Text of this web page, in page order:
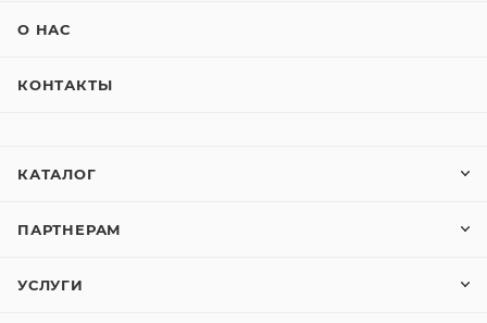
О НАС
КОНТАКТЫ
КАТАЛОГ
ПАРТНЕРАМ
УСЛУГИ